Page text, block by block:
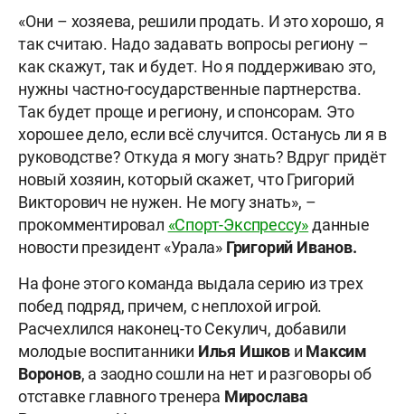
«Они – хозяева, решили продать. И это хорошо, я
так считаю. Надо задавать вопросы региону –
как скажут, так и будет. Но я поддерживаю это,
нужны частно-государственные партнерства.
Так будет проще и региону, и спонсорам. Это
хорошее дело, если всё случится. Останусь ли я в
руководстве? Откуда я могу знать? Вдруг придёт
новый хозяин, который скажет, что Григорий
Викторович не нужен. Не могу знать», –
прокомментировал «Спорт-Экспрессу»данные
новости президент «Урала» Григорий Иванов.
На фоне этого команда выдала серию из трех
побед подряд, причем, с неплохой игрой.
Расчехлился наконец-то Секулич, добавили
молодые воспитанники Илья Ишкови Максим
Воронов, а заодно сошли на нет и разговоры об
отставке главного тренера Мирослава